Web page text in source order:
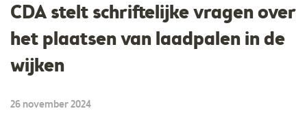
CDA stelt schriftelijke vragen over
het plaatsen van laadpalen in de
wijken
26 november 2024